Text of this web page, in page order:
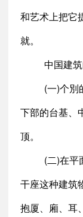
和艺术上把它
就。
中国建
(一)个別
下部的台基、
顶。
(二)在平
干座这种建筑
抱厦、廂、耳